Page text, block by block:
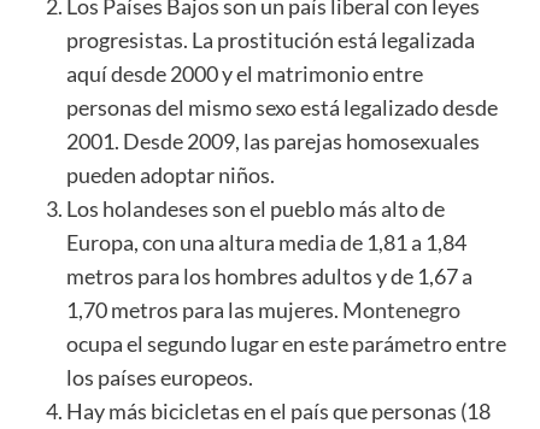
Los Países Bajos son un país liberal con leyes
progresistas. La prostitución está legalizada
aquí desde 2000 y el matrimonio entre
personas del mismo sexo está legalizado desde
2001. Desde 2009, las parejas homosexuales
pueden adoptar niños.
Los holandeses son el pueblo más alto de
Europa, con una altura media de 1,81 a 1,84
metros para los hombres adultos y de 1,67 a
1,70 metros para las mujeres. Montenegro
ocupa el segundo lugar en este parámetro entre
los países europeos.
Hay más bicicletas en el país que personas (18